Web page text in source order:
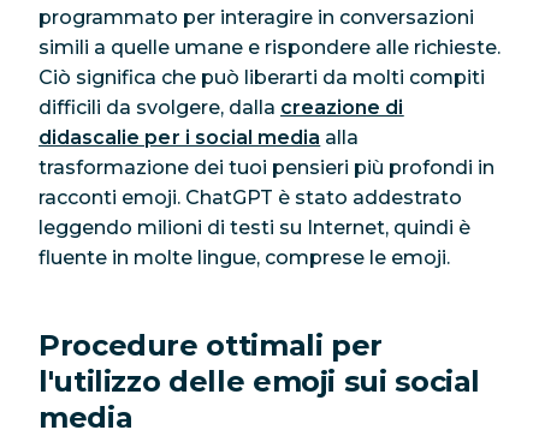
programmato per interagire in conversazioni
simili a quelle umane e rispondere alle richieste.
Ciò significa che può liberarti da molti compiti
difficili da svolgere, dalla creazione di
didascalie per i social media alla
trasformazione dei tuoi pensieri più profondi in
racconti emoji. ChatGPT è stato addestrato
leggendo milioni di testi su Internet, quindi è
fluente in molte lingue, comprese le emoji.
Procedure ottimali per
l'utilizzo delle emoji sui social
media